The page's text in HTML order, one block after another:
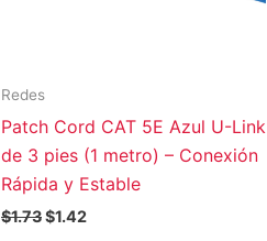
Redes
Patch Cord CAT 5E Azul U-Link
de 3 pies (1 metro) – Conexión
Rápida y Estable
$1.73$1.42